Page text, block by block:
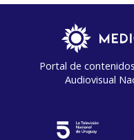
Portal de
Audiovisual